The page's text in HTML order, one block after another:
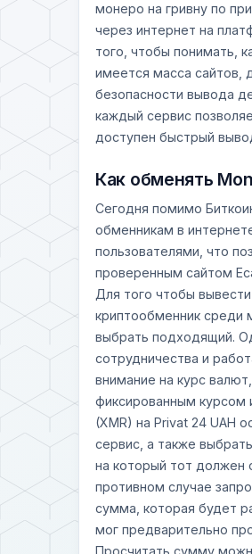
монеро на гривну по
через интернет на
того, чтобы понимать,
имеется масса сайтов,
безопасности вывода
каждый сервис
доступен быстрый
Как обменять
Сегодня помимо
обменникам в
пользователями, что
проверенным сайтом
Для того чтобы
криптообменник среди
выбрать подходящий.
сотрудничества и
внимание на курс
фиксированным курсом
(XMR) на Privat 24 UAH
сервис, а также
на который тот должен
противном случае
сумма, которая будет
мог предварительно